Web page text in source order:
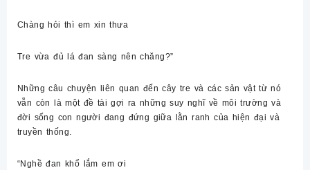
Chàng hỏi thì em xin thưa
Tre vừa đủ lá đan sàng nên chăng?”
Những câu chuyện liên quan đến cây tre và các sản vật từ nó
vẫn còn là một đề tài gợi ra những suy nghĩ về môi trường và
đời sống con người đang đứng giữa lằn ranh của hiện đại và
truyền thống.
“Nghề đan khổ lắm em ơi